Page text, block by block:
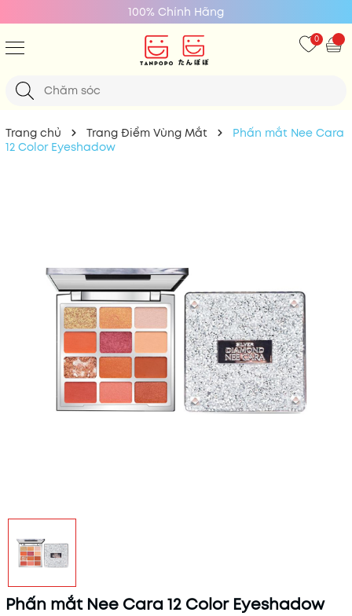
100% Chính Hãng
0
Trang chủ Trang Điểm Vùng Mắt
Phấn mắt Nee Cara
12 Color Eyeshadow
Phấn mắt Nee Cara 12 Color Eyeshadow